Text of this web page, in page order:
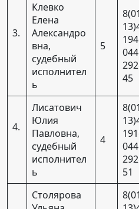
3.
Клевко
Елена
Александро
вна,
судебный
исполнител
ь
5
45
4.
Лисатович
Юлия
Павловна,
судебный
исполнител
ь
4
51
Столярова